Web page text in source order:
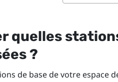
quelles
?
de base de votre espace